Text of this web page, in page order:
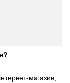
магазин,